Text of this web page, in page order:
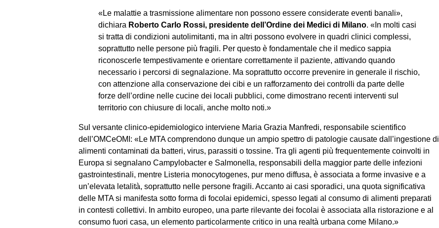
«Le malattie a trasmissione alimentare non possono essere considerate eventi banali»,
dichiara Roberto Carlo Rossi, presidente dell’Ordine dei Medici di Milano. «In molti casi
si tratta di condizioni autolimitanti, ma in altri possono evolvere in quadri clinici complessi,
soprattutto nelle persone più fragili. Per questo è fondamentale che il medico sappia
riconoscerle tempestivamente e orientare correttamente il paziente, attivando quando
necessario i percorsi di segnalazione. Ma soprattutto occorre prevenire in generale il rischio,
con attenzione alla conservazione dei cibi e un rafforzamento dei controlli da parte delle
forze dell’ordine nelle cucine dei locali pubblici, come dimostrano recenti interventi sul
territorio con chiusure di locali, anche molto noti.»
Sul versante clinico-epidemiologico interviene Maria Grazia Manfredi, responsabile scientifico
dell’OMCeOMI: «Le MTA comprendono dunque un ampio spettro di patologie causate dall’ingestione di
alimenti contaminati da batteri, virus, parassiti o tossine. Tra gli agenti più frequentemente coinvolti in
Europa si segnalano Campylobacter e Salmonella, responsabili della maggior parte delle infezioni
gastrointestinali, mentre Listeria monocytogenes, pur meno diffusa, è associata a forme invasive e a
un’elevata letalità, soprattutto nelle persone fragili. Accanto ai casi sporadici, una quota significativa
delle MTA si manifesta sotto forma di focolai epidemici, spesso legati al consumo di alimenti preparati
in contesti collettivi. In ambito europeo, una parte rilevante dei focolai è associata alla ristorazione e al
consumo fuori casa, un elemento particolarmente critico in una realtà urbana come Milano.»